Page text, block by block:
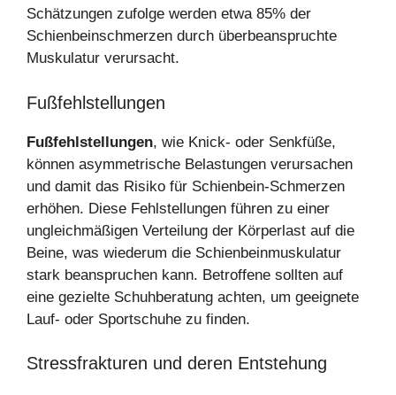
Schätzungen zufolge werden etwa 85% der
Schienbeinschmerzen durch überbeanspruchte
Muskulatur verursacht.
Fußfehlstellungen
Fußfehlstellungen, wie Knick- oder Senkfüße,
können asymmetrische Belastungen verursachen
und damit das Risiko für Schienbein-Schmerzen
erhöhen. Diese Fehlstellungen führen zu einer
ungleichmäßigen Verteilung der Körperlast auf die
Beine, was wiederum die Schienbeinmuskulatur
stark beanspruchen kann. Betroffene sollten auf
eine gezielte Schuhberatung achten, um geeignete
Lauf- oder Sportschuhe zu finden.
Stressfrakturen und deren Entstehung